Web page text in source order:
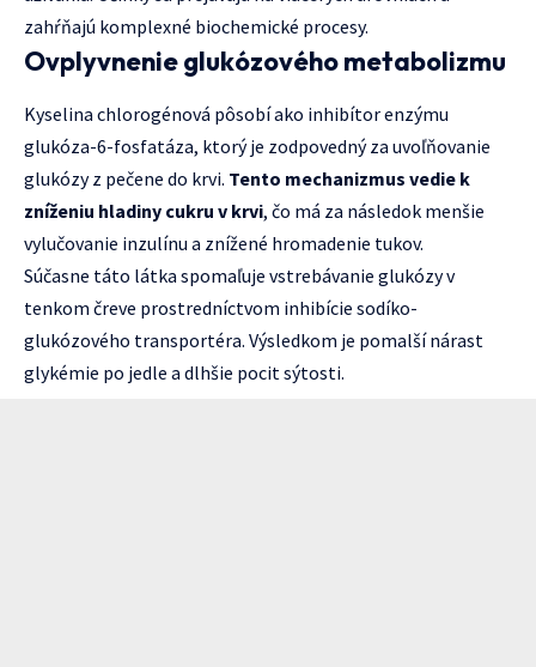
zahŕňajú komplexné biochemické procesy.
Ovplyvnenie glukózového metabolizmu
Kyselina chlorogénová pôsobí ako inhibítor enzýmu
glukóza-6-fosfatáza, ktorý je zodpovedný za uvoľňovanie
glukózy z pečene do krvi. Tento mechanizmus vedie k
zníženiu hladiny cukru v krvi, čo má za následok menšie
vylučovanie inzulínu a znížené hromadenie tukov.
Súčasne táto látka spomaľuje vstrebávanie glukózy v
tenkom čreve prostredníctvom inhibície sodíko-
glukózového transportéra. Výsledkom je pomalší nárast
glykémie po jedle a dlhšie pocit sýtosti.